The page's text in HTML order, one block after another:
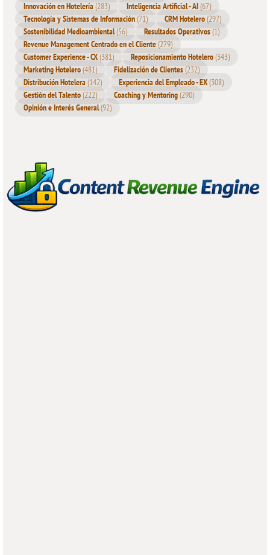
Innovación en Hotelería(283) Inteligencia Artificial - AI(67)
Tecnología y Sistemas de Información(71) CRM Hotelero(297)
Sostenibilidad Medioambiental(56) Resultados Operativos(1)
Revenue Management Centrado en el Cliente(279)
Customer Experience - CX(381) Reposicionamiento Hotelero(343)
Marketing Hotelero(481) Fidelización de Clientes(232)
Distribución Hotelera(142) Experiencia del Empleado - EX(308)
Gestión del Talento(222) Coaching y Mentoring(290)
Opinión e Interés General(92)